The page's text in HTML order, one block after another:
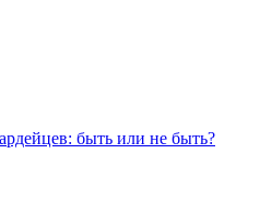
быть или не быть?